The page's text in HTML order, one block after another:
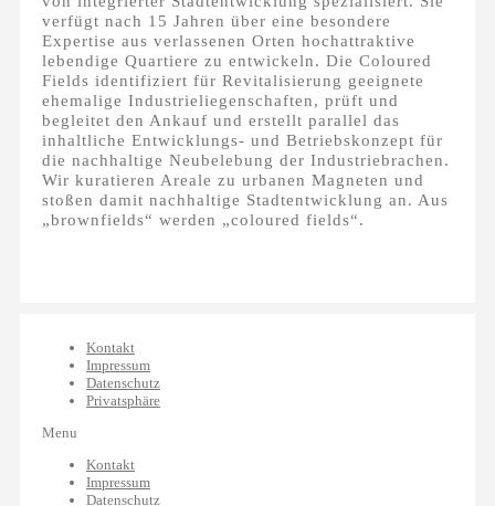
verfügt nach 15 Jahren über eine besondere
Expertise aus verlassenen Orten hochattraktive
lebendige Quartiere zu entwickeln. Die Coloured
Fields identifiziert für Revitalisierung geeignete
ehemalige Industrieliegenschaften, prüft und
begleitet den Ankauf und erstellt parallel das
inhaltliche Entwicklungs- und Betriebskonzept für
die nachhaltige Neubelebung der Industriebrachen.
Wir kuratieren Areale zu urbanen Magneten und
stoßen damit nachhaltige Stadtentwicklung an. Aus
„brownfields“ werden „coloured fields“.
Kontakt
Impressum
Datenschutz
Privatsphäre
Menu
Kontakt
Impressum
Datenschutz